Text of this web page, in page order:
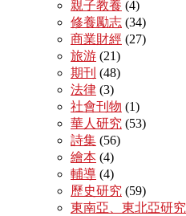
親子教養 (4)
修養勵志 (34)
商業財經 (27)
旅游 (21)
期刊 (48)
法律 (3)
社會刊物 (1)
華人研究 (53)
詩集 (56)
繪本 (4)
輔導 (4)
歷史研究 (59)
東南亞、東北亞研究